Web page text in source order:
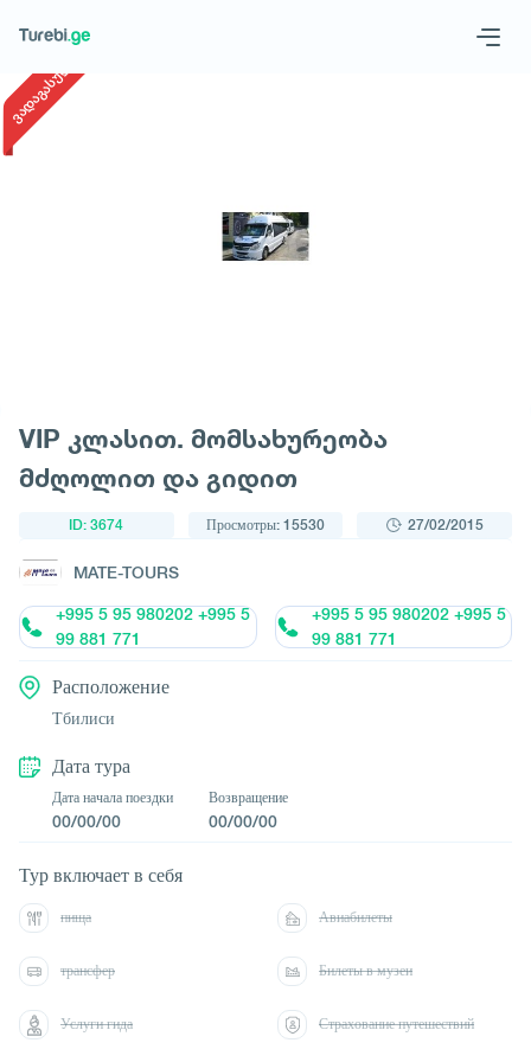
ვადაგასული
VIP კლასით. მომსახურეობა
მძღოლით და გიდით
ID: 3674 Просмотры: 15530 27/02/2015
MATE-TOURS
+995 5 95 980202 +995 5
99 881 771
+995 5 95 980202 +995 5
99 881 771
Расположение
Тбилиси
Дата тура
Дата начала поездки
00/00/00
Возвращение
00/00/00
Тур включает в себя
пища Авиабилеты
трансфер Билеты в музеи
Услуги гида Страхование путешествий